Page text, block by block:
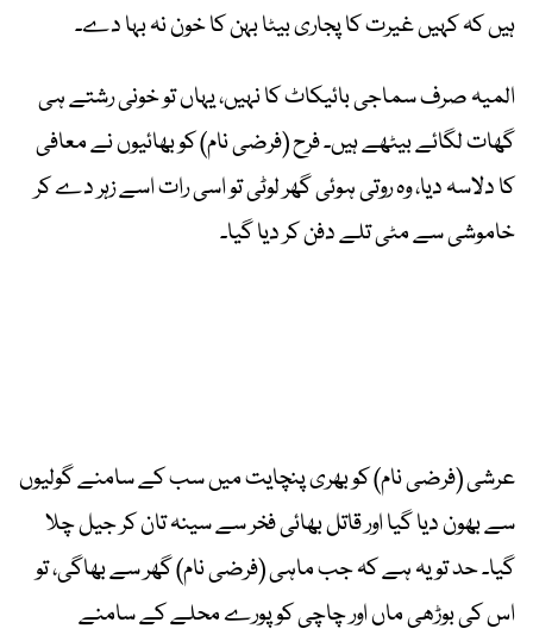
ہیں کہ کہیں غیرت کا پجاری بیٹا بہن کا خون نہ بہا دے۔
المیہ صرف سماجی بائیکاٹ کا نہیں، یہاں تو خونی رشتے ہی
گھات لگائے بیٹھے ہیں۔ فرح (فرضی نام) کو بھائیوں نے معافی
کا دلاسہ دیا، وہ روتی ہوئی گھر لوٹی تو اسی رات اسے زہر دے کر
خاموشی سے مٹی تلے دفن کر دیا گیا۔
عرشی (فرضی نام) کو بھری پنچایت میں سب کے سامنے گولیوں
سے بھون دیا گیا اور قاتل بھائی فخر سے سینہ تان کر جیل چلا
گیا۔ حد تو یہ ہے کہ جب ماہی (فرضی نام) گھر سے بھاگی، تو
اس کی بوڑھی ماں اور چاچی کو پورے محلے کے سامنے